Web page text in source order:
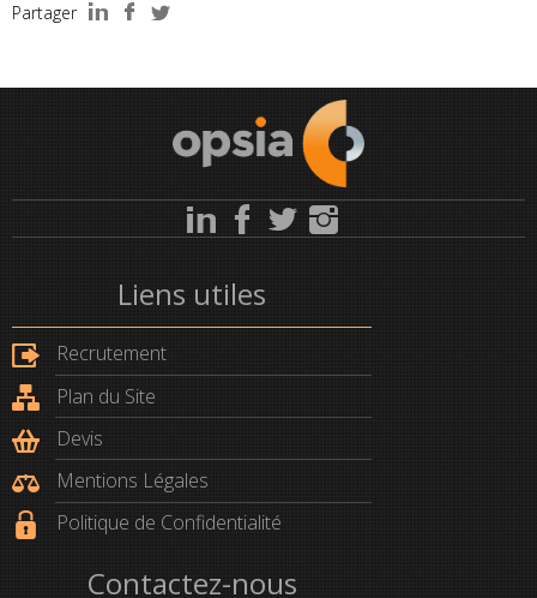
Partager
Liens utiles
Recrutement
Plan du Site
Devis
Mentions Légales
Politique de Confidentialité
Contactez-nous